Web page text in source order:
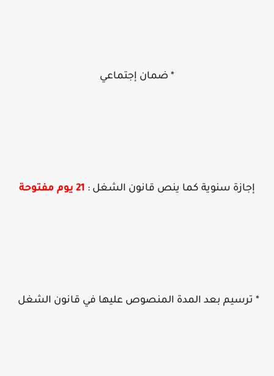
* ضمان إجتماعي
إجازة سنوية كما ينص قانون الشغل : 21 يوم مفتوحة
* ترسيم بعد المدة المنصوص عليهافي قانون الشغل